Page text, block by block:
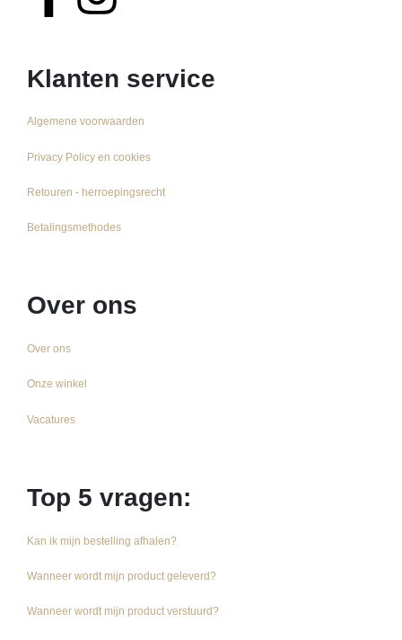
Klanten service
Algemene voorwaarden
Privacy Policy en cookies
Retouren - herroepingsrecht
Betalingsmethodes
Over ons
Over ons
Onze winkel
Vacatures
Top 5 vragen:
Kan ik mijn bestelling afhalen?
Wanneer wordt mijn product geleverd?
Wanneer wordt mijn product verstuurd?